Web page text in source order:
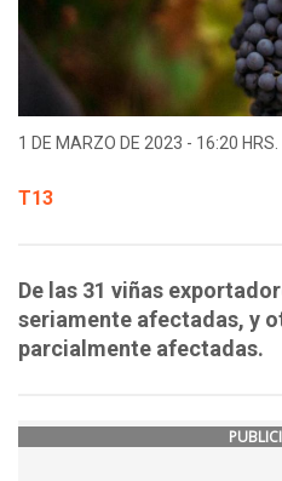
1 DE MARZO DE 2023 - 16:20 HRS.
T13
De las 31 viñas
seriamente afectadas, y
parcialmente afectadas.